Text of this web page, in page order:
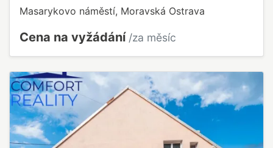
Masarykovo náměstí, Moravská Ostrava
Cena na vyžádání /za měsíc